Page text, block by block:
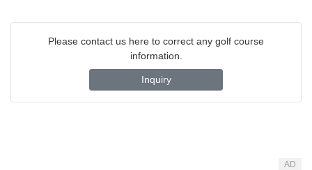
Please contact us here to correct any golf course
information.
Inquiry
AD